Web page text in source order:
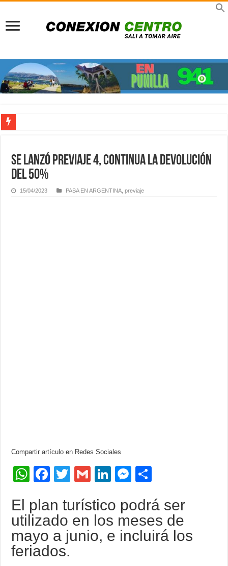
Previaje en La Rioja: Multiplicá tu presupuesto y viví un invierno único con el
Viajes TDH en Infinito Water Park: Nueva sucursal en el gigante acuático de
Turismo científico en Córdoba: Viajar para comprender, asombrarnos y volver
Se lanzó PreViaje 4, continua la devolución
del 50%
15/04/2023 PASA EN ARGENTINA ,previaje
Compartir artículo en Redes Sociales
W
at
s
A
p
F
c
e
b
o
T
tt
er
G
ail
Li
k
e
dI
M
ss
e
n
m
p
ar
El plan turístico podrá ser
utilizado en los meses de
mayo a junio, e incluirá los
feriados.